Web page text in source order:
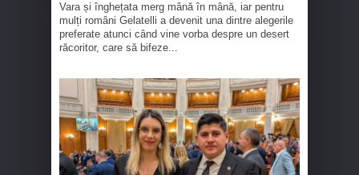
Vara și înghețata merg mână în mână, iar pentru
mulți români Gelatelli a devenit una dintre alegerile
preferate atunci când vine vorba despre un desert
răcoritor, care să bifeze...